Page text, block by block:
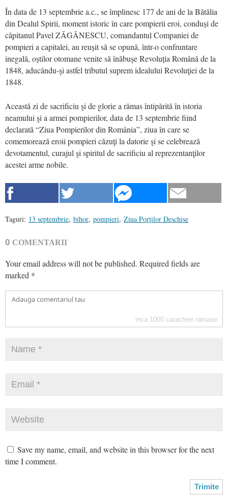
În data de 13 septembrie a.c., se împlinesc 177 de ani de la Bătălia
din Dealul Spirii, moment istoric în care pompierii eroi, conduși de
căpitanul Pavel ZĂGĂNESCU, comandantul Companiei de
pompieri a capitalei, au reușit să se opună, într-o confruntare
inegală, oștilor otomane venite să înăbușe Revoluția Română de la
1848, aducându-şi astfel tributul suprem idealului Revoluţiei de la
1848.
Această zi de sacrificiu şi de glorie a rămas întipărită în istoria
neamului şi a armei pompierilor, data de 13 septembrie fiind
declarată “Ziua Pompierilor din România”, ziua în care se
comemorează eroii pompieri căzuţi la datorie şi se celebrează
devotamentul, curajul şi spiritul de sacrificiu al reprezentanţilor
acestei arme nobile.
Taguri: 13 septembrie, bihor, pompieri, Ziua Porţilor Deschise
0 COMENTARII
Your email address will not be published. Required fields are
marked *
inca 1000 caractere ramase
Save my name, email, and website in this browser for the next
time I comment.